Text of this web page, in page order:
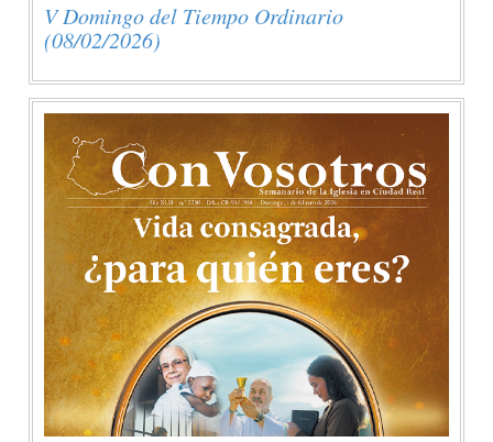
V Domingo del Tiempo Ordinario
(08/02/2026)